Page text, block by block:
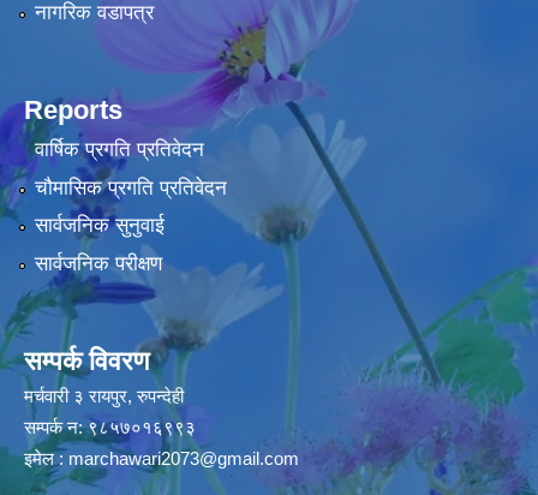
नागरिक वडापत्र
Reports
वार्षिक प्रगति प्रतिवेदन
चौमासिक प्रगति प्रतिवेदन
सार्वजनिक सुनुवाई
सार्वजनिक परीक्षण
सम्पर्क विवरण
मर्चवारी ३ रायपुर, रुपन्देही
सम्पर्क न: ९८५७०१६९९३
इमेल : marchawari2073@gmail.com